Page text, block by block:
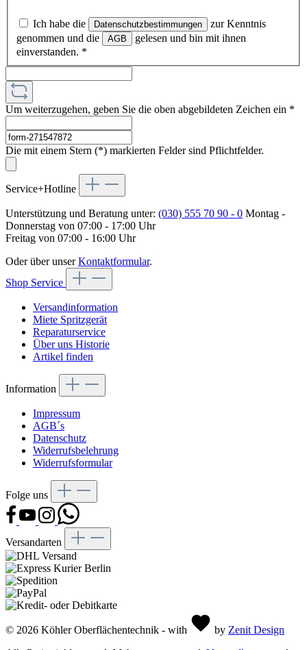
Ich habe die Datenschutzbestimmungen
zur Kenntnis
genommen und die
AGB
gelesen und bin mit ihnen
einverstanden. *
Um weiterzugehen, geben Sie die oben abgebildeten Zeichen ein *
Die mit einem Stern (*) markierten Felder sind Pflichtfelder.
Service+Hotline
Unterstützung und Beratung unter: (030) 555 70 90 - 0 Montag -
Donnerstag von 07:00 - 17:00 Uhr
Freitag von 07:00 - 16:00 Uhr
Oder über unserKontaktformular.
Shop Service
Versandinformation
Miete Spritzgerät
Reparaturservice
Über uns Historie
Artikel finden
Information
Impressum
AGB´s
Datenschutz
Widerrufsbelehrung
Widerrufsformular
Folge uns
Versandarten
© 2026 Köhler Oberflächentechnik - with by Zenit Design